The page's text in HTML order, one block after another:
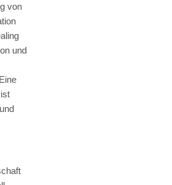
von
und